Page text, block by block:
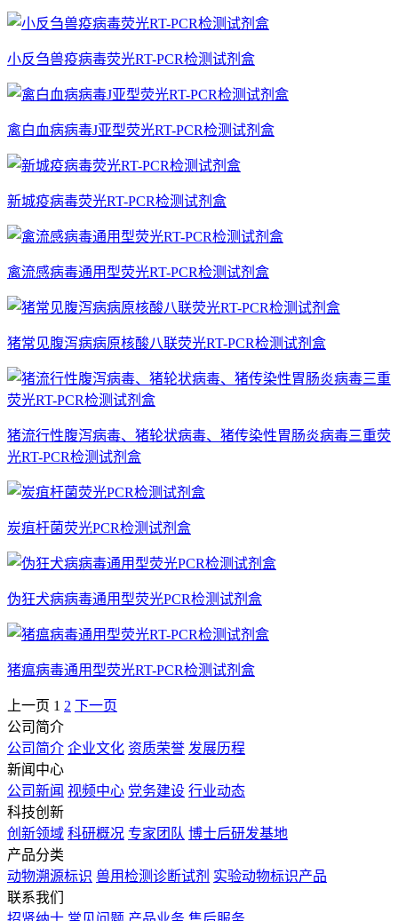
小反刍兽疫病毒荧光RT-PCR检测试剂盒
禽白血病病毒J亚型荧光RT-PCR检测试剂盒
新城疫病毒荧光RT-PCR检测试剂盒
禽流感病毒通用型荧光RT-PCR检测试剂盒
猪常见腹泻病病原核酸八联荧光RT-PCR检测试剂盒
猪流行性腹泻病毒、猪轮状病毒、猪传染性胃肠炎病毒三重荧
光RT-PCR检测试剂盒
炭疽杆菌荧光PCR检测试剂盒
伪狂犬病病毒通用型荧光PCR检测试剂盒
猪瘟病毒通用型荧光RT-PCR检测试剂盒
上一页 1 2 下一页
公司简介
公司简介 企业文化 资质荣誉 发展历程
新闻中心
公司新闻 视频中心 党务建设 行业动态
科技创新
创新领域 科研概况 专家团队 博士后研发基地
产品分类
动物溯源标识 兽用检测诊断试剂 实验动物标识产品
联系我们